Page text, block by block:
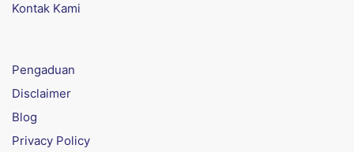
Kontak Kami
Pengaduan
Disclaimer
Blog
Privacy Policy